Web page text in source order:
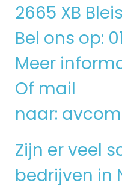
2665 XB
Bel ons op:
Meer
Of mail
naar:
Zijn er veel
bedrijven in